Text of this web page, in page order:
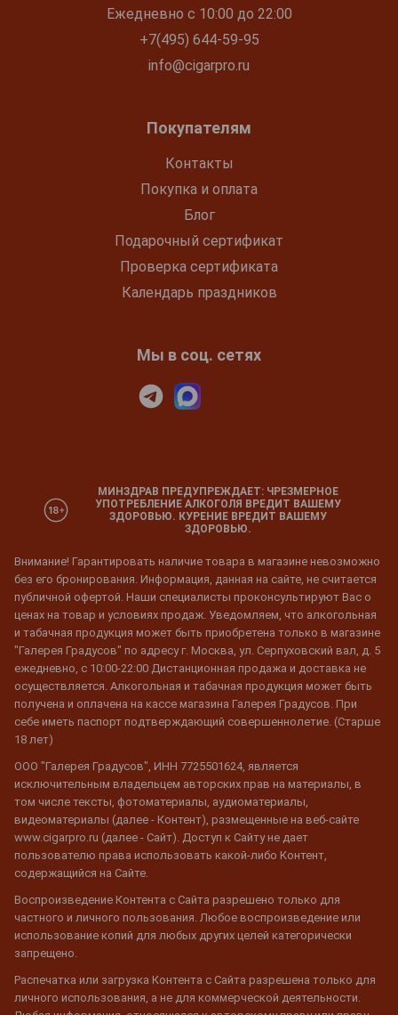
Ежедневно с 10:00 до 22:00
+7(495) 644-59-95
info@cigarpro.ru
Покупателям
Контакты
Покупка и оплата
Блог
Подарочный сертификат
Проверка сертификата
Календарь праздников
Мы в соц. сетях
МИНЗДРАВ ПРЕДУПРЕЖДАЕТ: ЧРЕЗМЕРНОЕ
УПОТРЕБЛЕНИЕ АЛКОГОЛЯ ВРЕДИТ ВАШЕМУ
ЗДОРОВЬЮ. КУРЕНИЕ ВРЕДИТ ВАШЕМУ
ЗДОРОВЬЮ.
Внимание! Гарантировать наличие товара в магазине невозможно
без его бронирования. Информация, данная на сайте, не считается
публичной офертой. Наши специалисты проконсультируют Вас о
ценах на товар и условиях продаж. Уведомляем, что алкогольная
и табачная продукция может быть приобретена только в магазине
"Галерея Градусов" по адресу г. Москва, ул. Серпуховский вал, д. 5
ежедневно, с 10:00-22:00 Дистанционная продажа и доставка не
осуществляется. Алкогольная и табачная продукция может быть
получена и оплачена на кассе магазина Галерея Градусов. При
себе иметь паспорт подтверждающий совершеннолетие. (Старше
18 лет)
ООО "Галерея Градусов", ИНН 7725501624, является
исключительным владельцем авторских прав на материалы, в
том числе тексты, фотоматериалы, аудиоматериалы,
видеоматериалы (далее - Контент), размещенные на веб-сайте
www.cigarpro.ru (далее - Сайт). Доступ к Сайту не дает
пользователю права использовать какой-либо Контент,
содержащийся на Сайте.
Воспроизведение Контента с Сайта разрешено только для
частного и личного пользования. Любое воспроизведение или
использование копий для любых других целей категорически
запрещено.
Распечатка или загрузка Контента с Сайта разрешена только для
личного использования, а не для коммерческой деятельности.